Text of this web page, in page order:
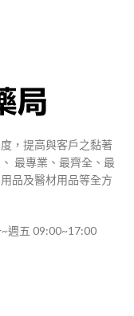
，提高與客戶之黏著
最專業、最齊全、最
品及醫材用品等全方
週五 09:00~17:00